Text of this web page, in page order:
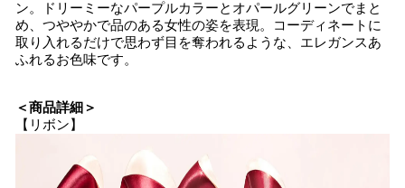
ン。ドリーミーなパープルカラーとオパールグリーンでまと
め、つややかで品のある女性の姿を表現。コーディネートに
取り入れるだけで思わず目を奪われるような、エレガンスあ
ふれるお色味です。
＜商品詳細＞
【リボン】